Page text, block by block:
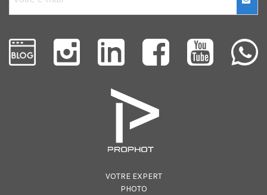
VOTRE EXPERT
PHOTO